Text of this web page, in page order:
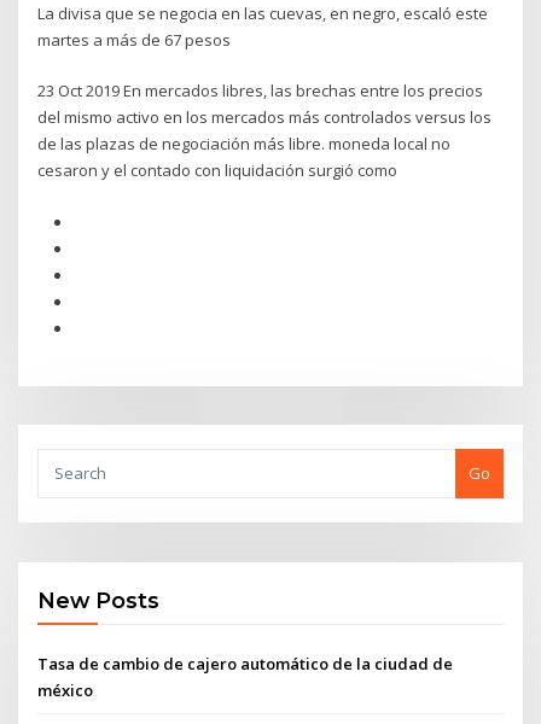
La divisa que se negocia en las cuevas, en negro, escaló este
martes a más de 67 pesos
23 Oct 2019 En mercados libres, las brechas entre los precios
del mismo activo en los mercados más controlados versus los
de las plazas de negociación más libre. moneda local no
cesaron y el contado con liquidación surgió como
Go
New Posts
Tasa de cambio de cajero automático de la ciudad de
méxico